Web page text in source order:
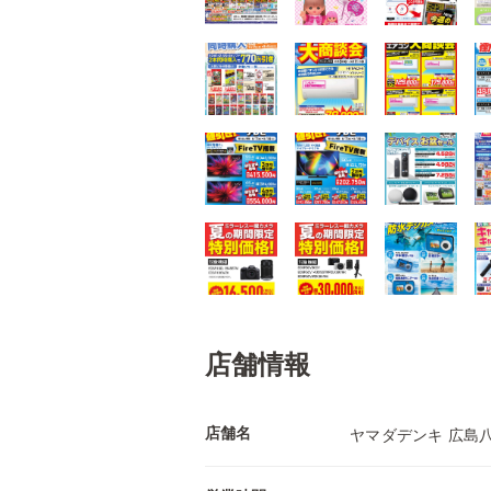
店舗情報
店舗名 ヤマダデンキ 広島